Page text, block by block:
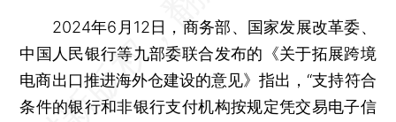
2024年6月12日，商务部、国家发展改革委、
中国人民银行等九部委联合发布的《关于拓展跨境
电商出口推进海外仓建设的意见》指出，“支持符合
条件的银行和非银行支付机构按规定凭交易电子信